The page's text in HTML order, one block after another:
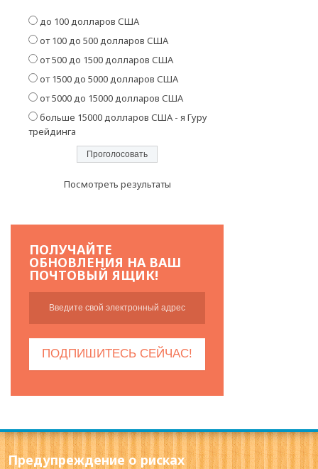
до 100 долларов США
от 100 до 500 долларов США
от 500 до 1500 долларов США
от 1500 до 5000 долларов США
от 5000 до 15000 долларов США
больше 15000 долларов США - я Гуру
трейдинга
Посмотреть результаты
ПОЛУЧАЙТЕ
ОБНОВЛЕНИЯ НА ВАШ
ПОЧТОВЫЙ ЯЩИК!
Предупреждение о рисках